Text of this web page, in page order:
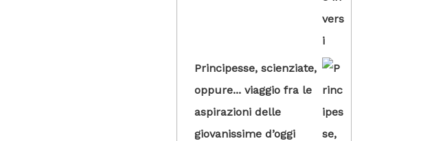
Principesse, scienziate,
oppure... viaggio fra le
aspirazioni delle
giovanissime d’oggi